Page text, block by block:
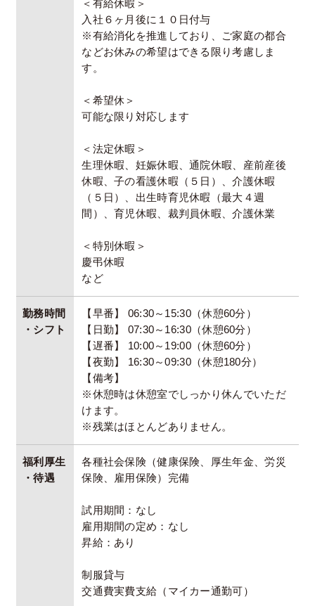
＜有給休暇＞
入社６ヶ月後に１０日付与
※有給消化を推進しており、ご家庭の都合
などお休みの希望はできる限り考慮しま
す。
＜希望休＞
可能な限り対応します
＜法定休暇＞
生理休暇、妊娠休暇、通院休暇、産前産後
休暇、子の看護休暇（５日）、介護休暇
（５日）、出生時育児休暇（最大４週
間）、育児休暇、裁判員休暇、介護休業
＜特別休暇＞
慶弔休暇
など
勤務時間
・シフト
【早番】 06:30～15:30（休憩60分）
【日勤】 07:30～16:30（休憩60分）
【遅番】 10:00～19:00（休憩60分）
【夜勤】 16:30～09:30（休憩180分）
【備考】
※休憩時は休憩室でしっかり休んでいただ
けます。
※残業はほとんどありません。
福利厚生
・待遇
各種社会保険（健康保険、厚生年金、労災
保険、雇用保険）完備
試用期間：なし
雇用期間の定め：なし
昇給：あり
制服貸与
交通費実費⽀給（マイカー通勤可）